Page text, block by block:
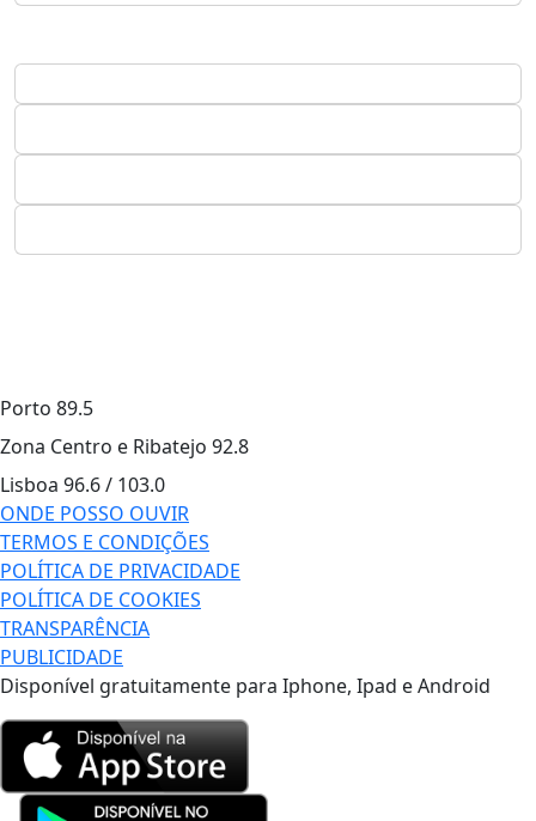
Porto 89.5
Zona Centro e Ribatejo 92.8
Lisboa 96.6 / 103.0
ONDE POSSO OUVIR
TERMOS E CONDIÇÕES
POLÍTICA DE PRIVACIDADE
POLÍTICA DE COOKIES
TRANSPARÊNCIA
PUBLICIDADE
Disponível gratuitamente para Iphone, Ipad e Android